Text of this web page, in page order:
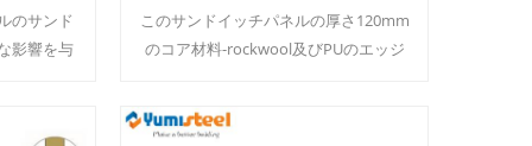
のサンド
影響を与
このサンドイッチパネルの厚さ120mm
のコア材料-rockwool及びPUのエッジ